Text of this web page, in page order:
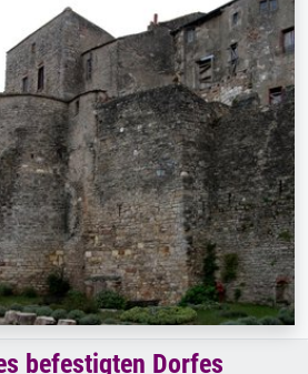
Welle
Wiese, Abstrakt mit viel Rot, Dunkles
Ölgemälde, Stehender Akt neben einem
Baum.
befestigten Dorfes